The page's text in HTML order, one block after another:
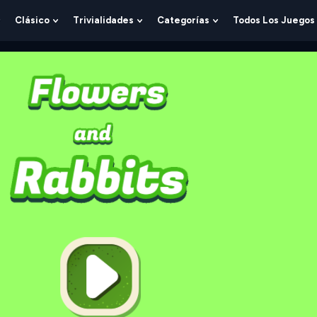
Show
Clásico
Show
For
Trivialidades
Show
For
Categorías
Show
For
Todos Los Juegos